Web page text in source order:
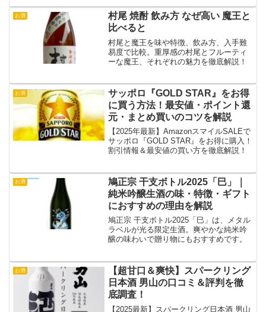
お酒
村尾 焼酎 飲み方 なぜ高い 魔王と
比べると
村尾と魔王を味や特徴、飲み方、入手難
易度で比較。重厚感の村尾とフルーティ
ーな魔王、それぞれの魅力を徹底解説！
お酒
サッポロ『GOLD STAR』をお得
に買う方法！最安値・ポイント還
元・まとめ買いのコツを解説
【2025年最新】AmazonスマイルSALEで
サッポロ『GOLD STAR』をお得に購入！
割引情報＆最安値の買い方を徹底解説！
お酒
鳩正宗 干支ボトル2025「巳」｜
純米吟醸生酒の味・特徴・ギフト
におすすめの理由を解説
鳩正宗 干支ボトル2025「巳」は、メタル
ラベルが光る限定生酒。爽やかな純米吟
醸の味わいで贈り物にもおすすめです。
お酒
【超甘口＆爽快】スパークリング
日本酒 男山の口コミ＆評判を徹
底調査！
【2025最新】スパークリング日本酒 男山